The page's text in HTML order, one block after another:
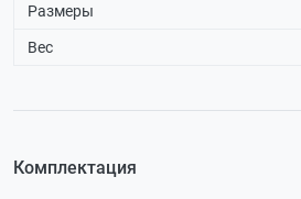
Размеры
Вес
Комплектация